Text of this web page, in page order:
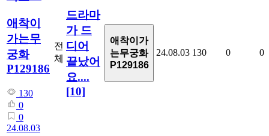
애착이
가는무
궁화
P129186
130
0
0
24.08.03
전
체
드라마
가 드
디어
끝났어
요....
[10]
애착이가
는무궁화
P129186
24.08.03 130 0 0